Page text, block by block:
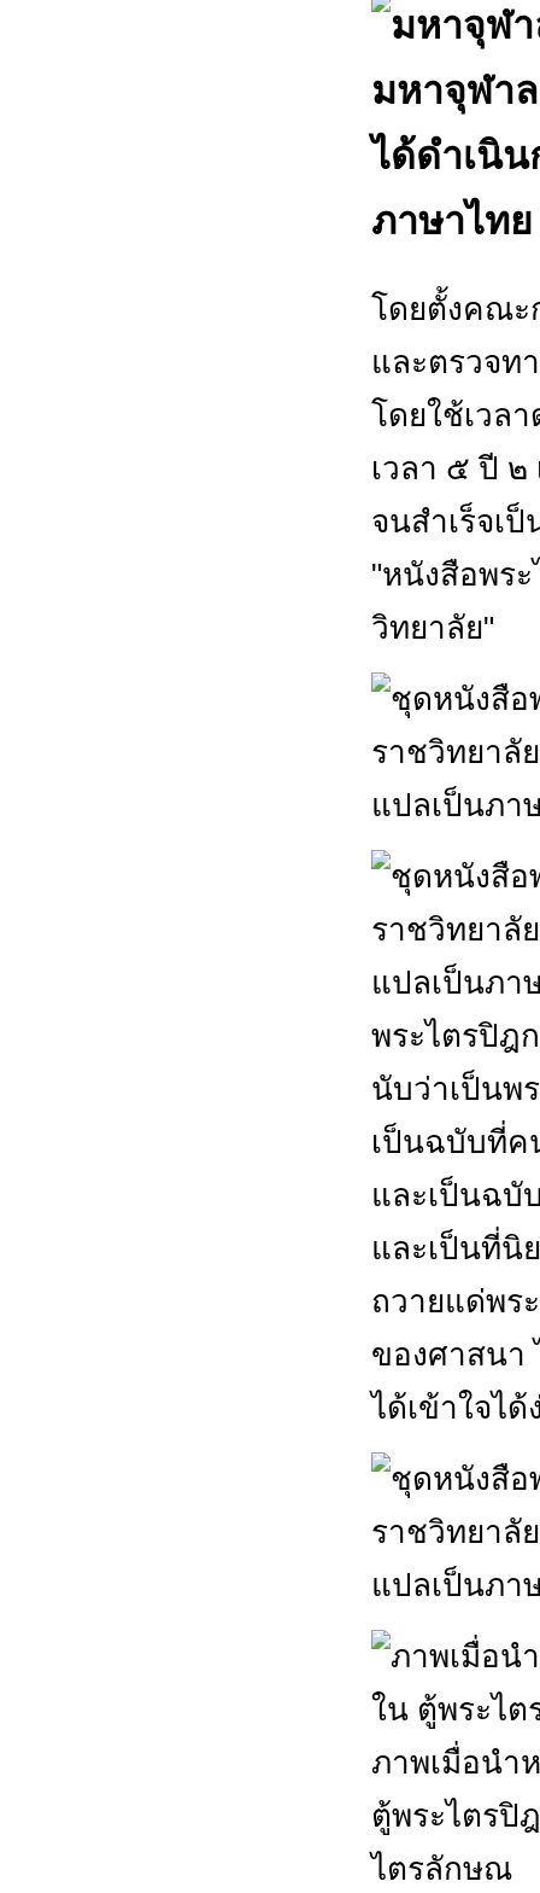
มหาจุฬา
ได้ดำเนิ
ภาษาไทย
โดยตั้งคณะ
และตรวจท
โดยใช้เวล
เวลา ๕ ปี
จนสำเร็จเ
"หนังสือพร
วิทยาลัย"
พระไตรปิฎ
นับว่าเป็นพ
เป็นฉบับที่ค
และเป็นฉ
และเป็นที่นิ
ถวายแด่พร
ของศาสนา
ได้เข้าใจไ
ภาพเมื่อนำ
ตู้พระไตรปิ
ไตรลักษณ